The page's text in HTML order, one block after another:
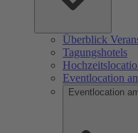
Überblick
Tagungshotels
Eventlocation
Eventlocation